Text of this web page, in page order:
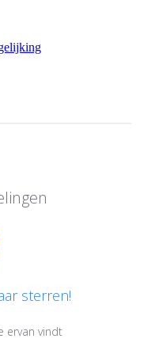
sterren!
ervan vindt